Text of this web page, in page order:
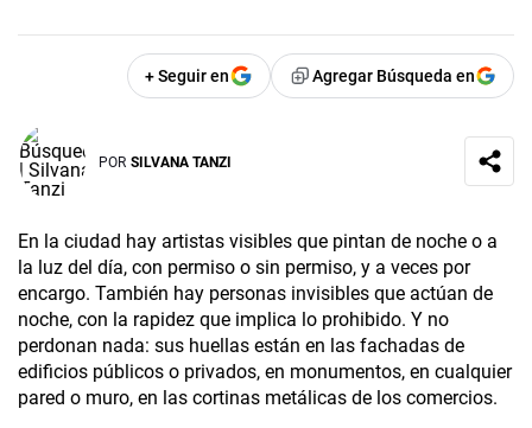
+ Seguir en Agregar Búsqueda en
POR SILVANA TANZI
En la ciudad hay artistas visibles que pintan de noche o a
la luz del día, con permiso o sin permiso, y a veces por
encargo. También hay personas invisibles que actúan de
noche, con la rapidez que implica lo prohibido. Y no
perdonan nada: sus huellas están en las fachadas de
edificios públicos o privados, en monumentos, en cualquier
pared o muro, en las cortinas metálicas de los comercios.